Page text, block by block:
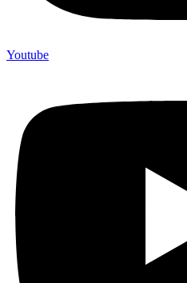
Youtube